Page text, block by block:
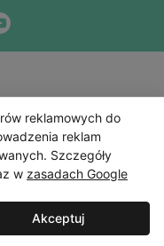
reklamowych do
reklam
Szczegóły
w zasadach Google
Akceptuj